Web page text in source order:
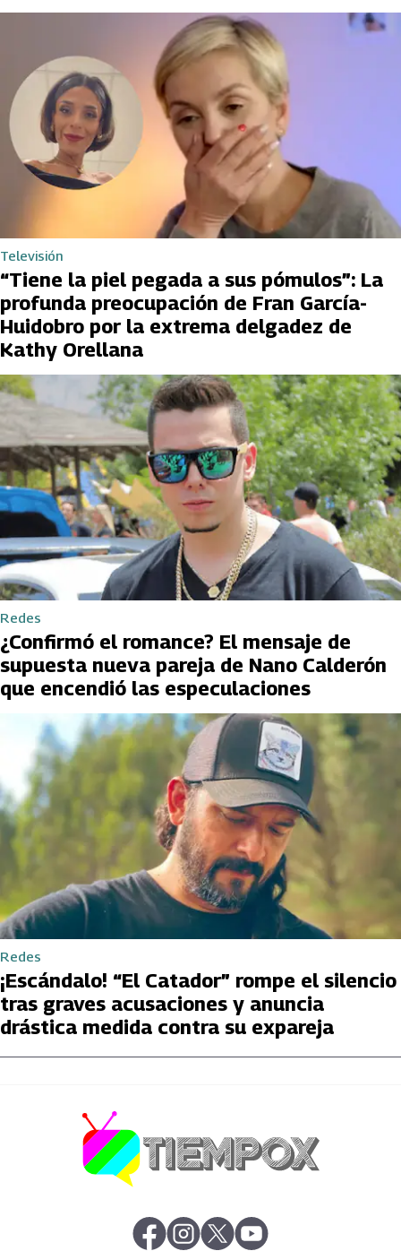
Televisión
“Tiene la piel pegada a sus pómulos”: La
profunda preocupación de Fran García-
Huidobro por la extrema delgadez de
Kathy Orellana
Redes
¿Confirmó el romance? El mensaje de
supuesta nueva pareja de Nano Calderón
que encendió las especulaciones
Redes
¡Escándalo! “El Catador” rompe el silencio
tras graves acusaciones y anuncia
drástica medida contra su expareja
abre en nueva pestaña
abre en nueva pestaña
abre en nueva pestaña